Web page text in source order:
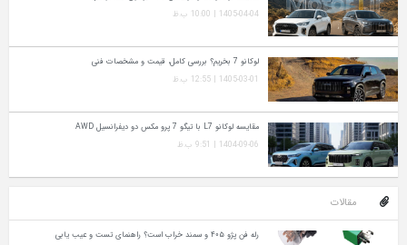
1405-04-04 | 10:00 ب.ظ
لوکانو 7 بخریم؟ بررسی کامل، قیمت و مشخصات فنی
1405-03-01 | 12:55 ب.ظ
مقایسه لوکانو L7 با تیگو 7 پرو مکس دو دیفرانسیل AWD
1404-09-06 | 9:51 ب.ظ
مقالات
رله فن پژو ۴۰۵ و سمند خراب است؟ راهنمای تست و عیب‌ یابی